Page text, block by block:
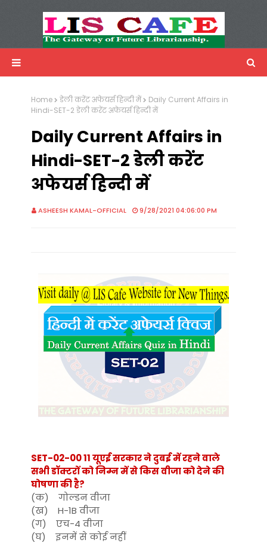
Advertisemnet
Home डेली करेंट अफेयर्स हिन्दी में
Daily Current Affairs in
Hindi-SET-2 डेली करेंट अफेयर्स हिन्दी में
Daily Current Affairs in
Hindi-SET-2 डेली करेंट
अफेयर्स हिन्दी में
ASHEESH KAMAL-OFFICIAL 9/28/2021 04:06:00 PM
SET-02-00 11 यूएई सरकार ने दुबई में रहने वाले
सभी डॉक्टरों को निम्न में से किस वीजा को देने की
घोषणा की है?
(क) गोल्डन वीजा
(ख) H-1B वीजा
(ग) एच-4 वीजा
(घ) इनमें से कोई नहीं